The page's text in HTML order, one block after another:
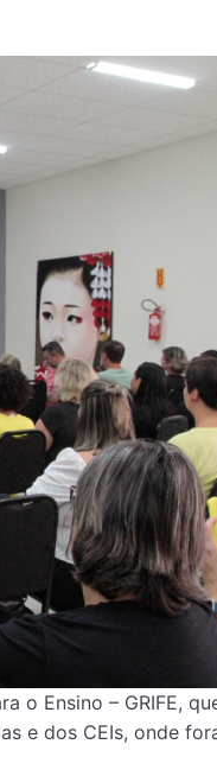
o Ensino – GRIFE,
e dos CEIs, onde